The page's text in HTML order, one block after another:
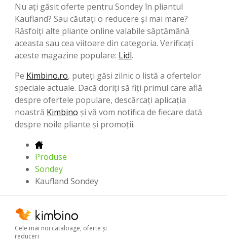
Nu ați găsit oferte pentru Sondey în pliantul
Kaufland? Sau căutați o reducere și mai mare?
Răsfoiți alte pliante online valabile săptămână
aceasta sau cea viitoare din categoria. Verificați
aceste magazine populare: Lidl.
Pe Kimbino.ro, puteți găsi zilnic o listă a ofertelor
speciale actuale. Dacă doriți să fiți primul care află
despre ofertele populare, descărcați aplicația
noastră Kimbino și vă vom notifica de fiecare dată
despre noile pliante și promoții.
Produse
Sondey
Kaufland Sondey
Cele mai noi cataloage, oferte şi
reduceri